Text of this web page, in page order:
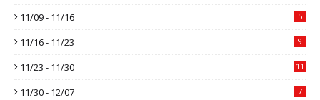
11/09 - 11/16 5
11/16 - 11/23 9
11/23 - 11/30 11
11/30 - 12/07 7